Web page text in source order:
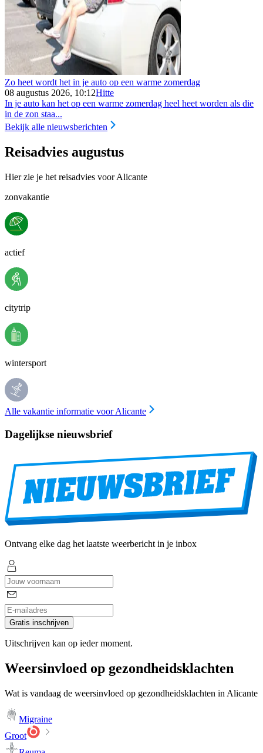
Zo heet wordt het in je auto op een warme zomerdag
08 augustus 2026, 10:12Hitte
In je auto kan het op een warme zomerdag heel heet worden als die
in de zon staa...
Bekijk alle nieuwsberichten
Reisadvies augustus
Hier zie je het reisadvies voor Alicante
zonvakantie
actief
citytrip
wintersport
Alle vakantie informatie voor Alicante
Dagelijkse nieuwsbrief
Ontvang elke dag het laatste weerbericht in je inbox
Gratis inschrijven
Uitschrijven kan op ieder moment.
Weersinvloed op gezondheidsklachten
Wat is vandaag de weersinvloed op gezondheidsklachten in Alicante
Migraine
Groot